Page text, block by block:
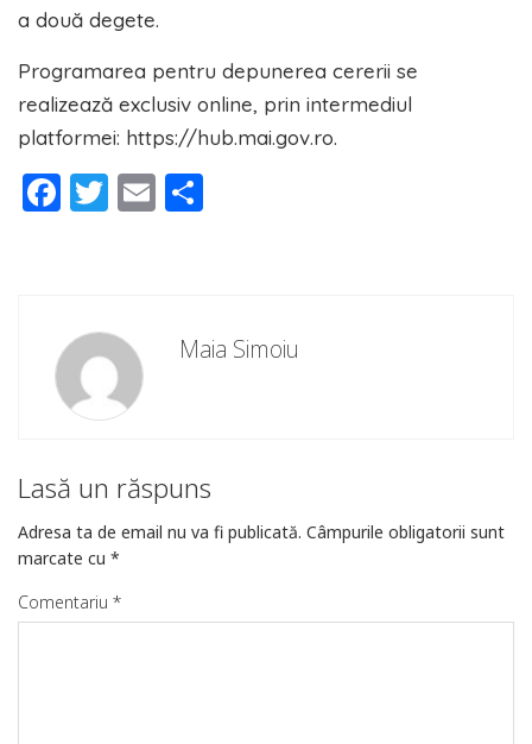
a două degete.
Programarea pentru depunerea cererii se
realizează exclusiv online, prin intermediul
platformei: https://hub.mai.gov.ro.
Facebook
Twitter
Email
Maia Simoiu
Lasă un răspuns
Adresa ta de email nu va fi publicată. Câmpurile obligatorii sunt
marcate cu *
Comentariu *